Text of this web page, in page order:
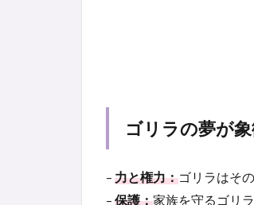
ゴリラの夢が
– 力と権力：ゴリラはそ
– 保護：家族を守るゴリ